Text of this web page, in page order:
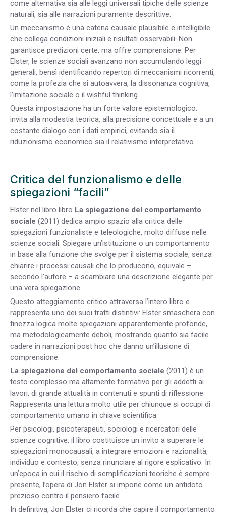
come alternativa sia alle leggi universali tipiche delle scienze
naturali, sia alle narrazioni puramente descrittive.
Un meccanismo è una catena causale plausibile e intelligibile
che collega condizioni iniziali e risultati osservabili. Non
garantisce predizioni certe, ma offre comprensione. Per
Elster, le scienze sociali avanzano non accumulando leggi
generali, bensì identificando repertori di meccanismi ricorrenti,
come la profezia che si autoavvera, la dissonanza cognitiva,
l’imitazione sociale o il wishful thinking.
Questa impostazione ha un forte valore epistemologico:
invita alla modestia teorica, alla precisione concettuale e a un
costante dialogo con i dati empirici, evitando sia il
riduzionismo economico sia il relativismo interpretativo.
Critica del funzionalismo e delle
spiegazioni “facili”
Elster nel libro libro La spiegazione del comportamento
sociale (2011) dedica ampio spazio alla critica delle
spiegazioni funzionaliste e teleologiche, molto diffuse nelle
scienze sociali. Spiegare un’istituzione o un comportamento
in base alla funzione che svolge per il sistema sociale, senza
chiarire i processi causali che lo producono, equivale –
secondo l’autore – a scambiare una descrizione elegante per
una vera spiegazione.
Questo atteggiamento critico attraversa l’intero libro e
rappresenta uno dei suoi tratti distintivi: Elster smaschera con
finezza logica molte spiegazioni apparentemente profonde,
ma metodologicamente deboli, mostrando quanto sia facile
cadere in narrazioni post hoc che danno un’illusione di
comprensione.
La spiegazione del comportamento sociale (2011) è un
testo complesso ma altamente formativo per gli addetti ai
lavori, di grande attualità in contenuti e spunti di riflessione.
Rappresenta una lettura molto utile per chiunque si occupi di
comportamento umano in chiave scientifica.
Per psicologi, psicoterapeuti, sociologi e ricercatori delle
scienze cognitive, il libro costituisce un invito a superare le
spiegazioni monocausali, a integrare emozioni e razionalità,
individuo e contesto, senza rinunciare al rigore esplicativo. In
un’epoca in cui il rischio di semplificazioni teoriche è sempre
presente, l’opera di Jon Elster si impone come un antidoto
prezioso contro il pensiero facile.
In definitiva, Jon Elster ci ricorda che capire il comportamento